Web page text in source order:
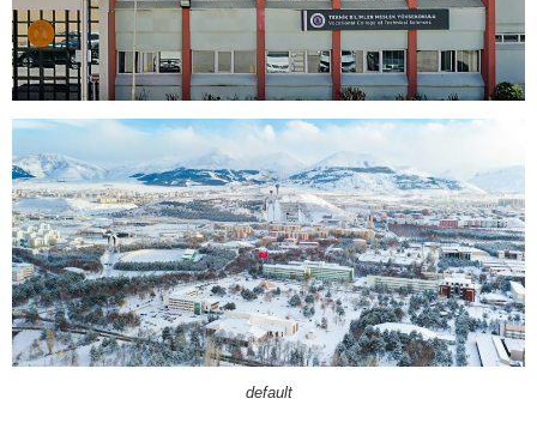
default